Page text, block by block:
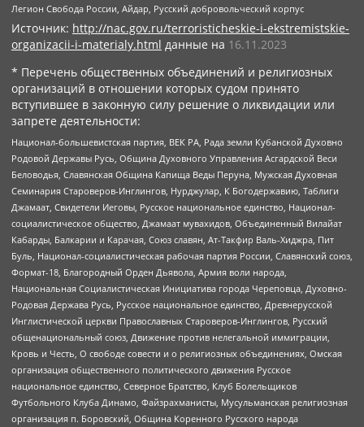
Легион Свобода России, Айдар, Русский добровольческий корпус
Источник: http://nac.gov.ru/terroristicheskie-i-ekstremistskie-
organizacii-i-materialy.html данные на 16.11.2023
* Перечень общественных объединений и религиозных
организаций в отношении которых судом принято
вступившее в законную силу решение о ликвидации или
запрете деятельности:
Национал-большевистская партия, ВЕК РА, Рада земли Кубанской Духовно
Родовой Державы Русь, Община Духовного Управления Асгардской Веси
Беловодья, Славянская Община Капища Веды Перуна, Мужская Духовная
Семинария Староверов-Инглингов, Нурджулар, К Богодержавию, Таблиги
Джамаат, Свидетели Иеговы, Русское национальное единство, Национал-
социалистическое общество, Джамаат мувахидов, Объединенный Вилайат
Кабарды, Балкарии и Карачая, Союз славян, Ат-Такфир Валь-Хиджра, Пит
Буль, Национал-социалистическая рабочая партия России, Славянский союз,
Формат-18, Благородный Орден Дьявола, Армия воли народа,
Национальная Социалистическая Инициатива города Череповца, Духовно-
Родовая Держава Русь, Русское национальное единство, Древнерусской
Инглистической церкви Православных Староверов-Инглингов, Русский
общенациональный союз, Движение против нелегальной иммиграции,
Кровь и Честь, О свободе совести и о религиозных объединениях, Омская
организация общественного политического движения Русское
национальное единство, Северное Братство, Клуб Болельщиков
Футбольного Клуба Динамо, Файзрахманисты, Мусульманская религиозная
организация п. Боровский, Община Коренного Русского народа